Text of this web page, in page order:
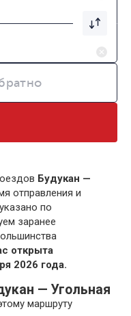
Будукан —
отправления и
по
заранее
открыта
2026 года.
— Угольная
маршруту